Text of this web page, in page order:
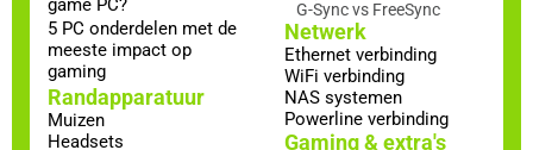
game PC?
5 PC onderdelen met de
meeste impact op
gaming
Randapparatuur
Muizen
Headsets
G-Sync vs FreeSync
Netwerk
Ethernet verbinding
WiFi verbinding
NAS systemen
Powerline verbinding
Gaming & extra's